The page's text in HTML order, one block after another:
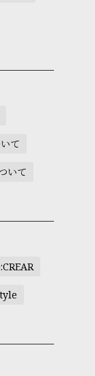
て
いて